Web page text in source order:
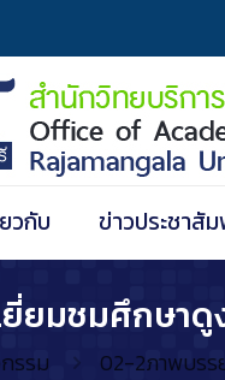
วกับ ข่าวประชาสั
ยมชมศึกษาดู
รรม 02-2ภาพบรร